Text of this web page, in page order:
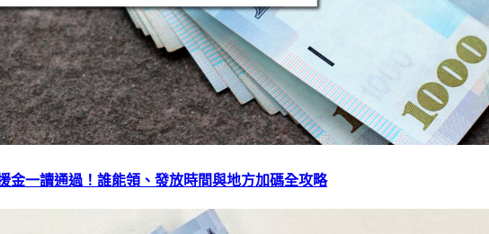
金一讀通過！誰能領、發放時間與地方加碼全攻略